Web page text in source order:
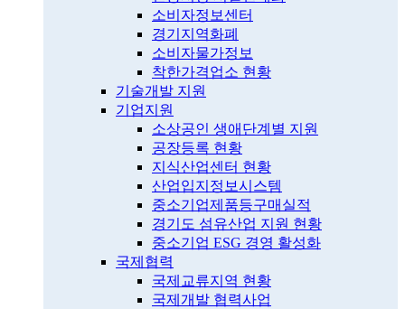
소비자정보센터
경기지역화폐
소비자물가정보
착한가격업소 현황
기술개발 지원
기업지원
소상공인 생애단계별 지원
공장등록 현황
지식산업센터 현황
산업입지정보시스템
중소기업제품등구매실적
경기도 섬유산업 지원 현황
중소기업 ESG 경영 활성화
국제협력
국제교류지역 현황
국제개발 협력사업